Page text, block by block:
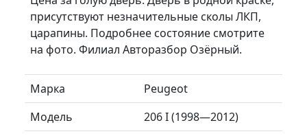
присутствуют незначительные сколы ЛКП,
царапины. Подробнее состояние смотрите
на фото. Филиал Авторазбор Озёрный.
Марка
Peugeot
Модель
206 I (1998—2012)